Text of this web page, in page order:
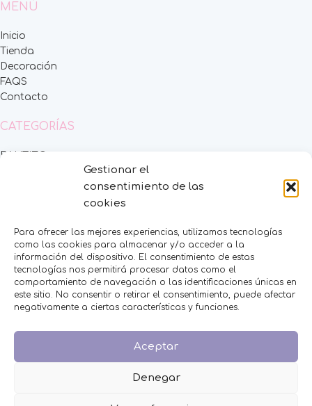
Gestionar el
consentimiento de las
cookies
Para ofrecer las mejores experiencias, utilizamos tecnologías
como las cookies para almacenar y/o acceder a la
información del dispositivo. El consentimiento de estas
tecnologías nos permitirá procesar datos como el
comportamiento de navegación o las identificaciones únicas en
este sitio. No consentir o retirar el consentimiento, puede afectar
negativamente a ciertas características y funciones.
Aceptar
Denegar
MENÚ
Inicio
Tienda
Decoración
FAQS
Contacto
CATEGORÍAS
BAUTIZO
MINIPERFUMES
MUJERES
NIÑOS
NOVEDADES
OFERTAS
OTROS EVENTOS